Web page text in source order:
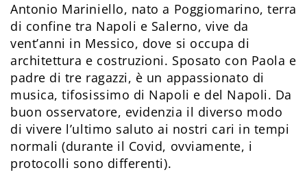
Antonio Mariniello, nato a Poggiomarino, terra
di confine tra Napoli e Salerno, vive da
vent’anni in Messico, dove si occupa di
architettura e costruzioni. Sposato con Paola e
padre di tre ragazzi, è un appassionato di
musica, tifosissimo di Napoli e del Napoli. Da
buon osservatore, evidenzia il diverso modo
di vivere l’ultimo saluto ai nostri cari in tempi
normali (durante il Covid, ovviamente, i
protocolli sono differenti).